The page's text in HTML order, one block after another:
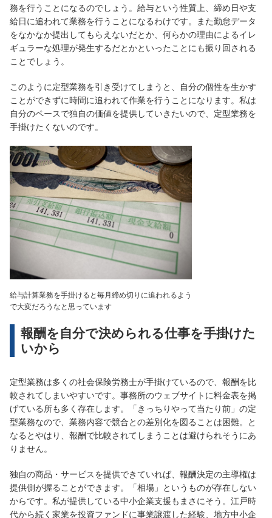
務を行うことになるのでしょう。給与という性質上、締め日や支
給日に追われて業務を行うことになるわけです。また勤怠データ
をなかなか提出してもらえないだとか、何らかの理由によるイレ
ギュラーな処理が発生するだとかといったことにも振り回される
ことでしょう。
このように定型業務を引き受けてしまうと、自分の個性を生かす
ことができずに時間に追われて作業を行うことになります。私は
自分のペースで独自の価値を提供していきたいので、定型業務を
手掛けたくないのです。
給与計算業務を手掛けると毎月締め切りに追われるよう
で大変だろうなと思っています
報酬を自分で決められる仕事を手掛けた
いから
定型業務は多くの社会保険労務士が手掛けているので、報酬を比
較されてしまいやすいです。事務所のウェブサイトに料金表を掲
げている所も多く存在します。「きっちりやって当たり前」の定
型業務なので、業務内容で競合との差別化を図ることは困難。と
なるとやはり、報酬で比較されてしまうことは避けられそうにあ
りません。
独自の商品・サービスを提供できていれば、報酬決定の主導権は
提供側が握ることができます。「相場」というものが存在しない
からです。私が提供している中小企業支援もまさにそう。江戸時
代から続く家業を投資ファンドに事業譲渡した経験、地方中小企